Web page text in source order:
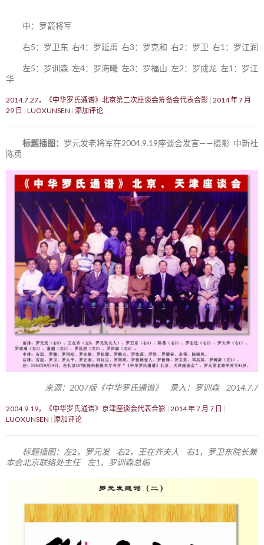
中：罗箭将军
右5：罗卫东 右4：罗延禹 右3：罗克和 右2：罗卫 右1：罗江润
左5：罗训森 左4：罗海曦 左3：罗福山 左2：罗成龙 左1：罗江
华
2014.7.27，《中华罗氏通谱》北京第二次座谈会筹备会代表合影 2014 年 7 月
29 日
LUOXUNSEN 添加评论
标题插图： 罗元发老将军在2004.9.19座谈会发言——摄影 中新社
陈勇
来源：2007版《中华罗氏通谱》 录入：罗训森 2014.7.7
2004.9.19，《中华罗氏通谱》京津座谈会代表合影 2014 年 7 月 7 日
LUOXUNSEN 添加评论
标题插图：左2，罗元发 右2，王在齐夫人 右1，罗卫东院长兼
本会北京联络处主任 左1，罗训森总编